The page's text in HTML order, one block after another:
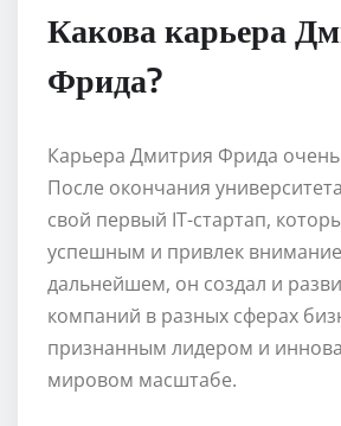
Какова карьера
Фрида?
Карьера Дмитрия Фрида
После окончания
свой первый IT-стартап,
успешным и привлек
дальнейшем, он создал и
компаний в разных сферах
признанным лидером и
мировом масштабе.